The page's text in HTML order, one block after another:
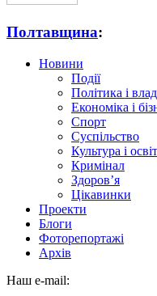
Полтавщина:
Новини
Події
Політика і
Економіка і
Спорт
Суспільство
Культура і
Кримінал
Здоров’я
Цікавинки
Проекти
Блоги
Фоторепортажі
Архів
Наш e-mail: